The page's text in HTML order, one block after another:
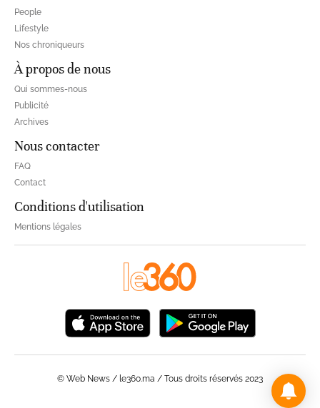
People
Lifestyle
Nos chroniqueurs
À propos de nous
Qui sommes-nous
Publicité
Archives
Nous contacter
FAQ
Contact
Conditions d'utilisation
Mentions légales
© Web News / le360.ma / Tous droits réservés 2023